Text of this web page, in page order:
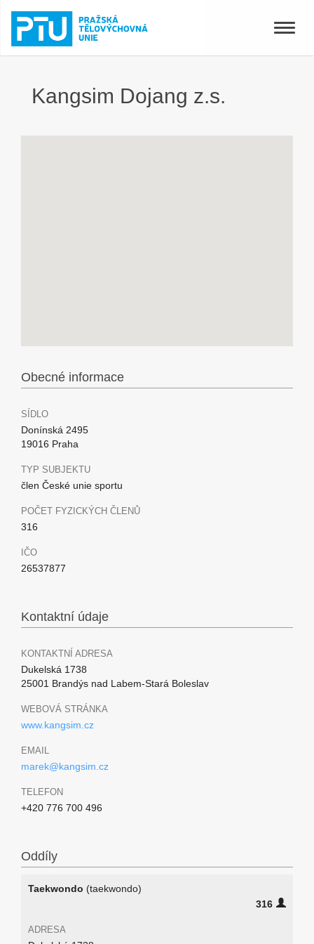
Toggle
Kangsim Dojang z.s.
Obecné informace
SÍDLO
Donínská 2495
19016 Praha
TYP SUBJEKTU
člen České unie sportu
POČET FYZICKÝCH ČLENŮ
316
IČO
26537877
Kontaktní údaje
KONTAKTNÍ ADRESA
Dukelská 1738
25001 Brandýs nad Labem-Stará Boleslav
WEBOVÁ STRÁNKA
www.kangsim.cz
EMAIL
marek@kangsim.cz
TELEFON
+420 776 700 496
Oddíly
Taekwondo (taekwondo)
316
ADRESA